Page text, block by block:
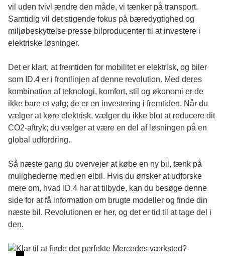
vil uden tvivl ændre den måde, vi tænker på transport.
Samtidig vil det stigende fokus på bæredygtighed og
miljøbeskyttelse presse bilproducenter til at investere i
elektriske løsninger.
Det er klart, at fremtiden for mobilitet er elektrisk, og biler
som ID.4 er i frontlinjen af denne revolution. Med deres
kombination af teknologi, komfort, stil og økonomi er de
ikke bare et valg; de er en investering i fremtiden. Når du
vælger at køre elektrisk, vælger du ikke blot at reducere dit
CO2-aftryk; du vælger at være en del af løsningen på en
global udfordring.
Så næste gang du overvejer at købe en ny bil, tænk på
mulighederne med en elbil. Hvis du ønsker at udforske
mere om, hvad ID.4 har at tilbyde, kan du besøge denne
side for at få information om brugte modeller og finde din
næste bil. Revolutionen er her, og det er tid til at tage del i
den.